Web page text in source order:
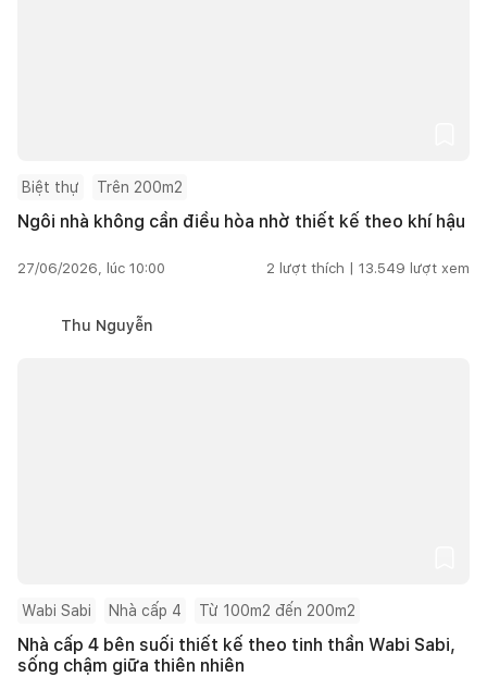
Biệt thự Trên 200m2
Ngôi nhà không cần điều hòa nhờ thiết kế theo khí hậu
27/06/2026, lúc 10:00 2 lượt thích | 13.549 lượt xem
Thu Nguyễn
Wabi Sabi Nhà cấp 4 Từ 100m2 đến 200m2
Nhà cấp 4 bên suối thiết kế theo tinh thần Wabi Sabi,
sống chậm giữa thiên nhiên